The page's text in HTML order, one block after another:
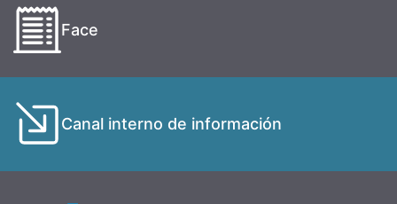
Face
Canal interno de información